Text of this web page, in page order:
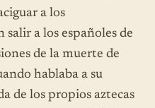
a los
a los españoles de
de la muerte de
hablaba a su
de los propios aztecas